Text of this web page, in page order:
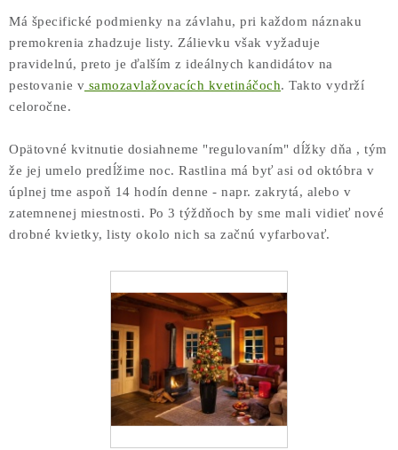
Má špecifické podmienky na závlahu, pri každom náznaku
premokrenia zhadzuje listy. Zálievku však vyžaduje
pravidelnú, preto je ďalším z ideálnych kandidátov na
pestovanie v samozavlažovacích kvetináčoch. Takto vydrží
celoročne.
Opätovné kvitnutie dosiahneme "regulovaním" dĺžky dňa , tým
že jej umelo predĺžime noc. Rastlina má byť asi od októbra v
úplnej tme aspoň 14 hodín denne - napr. zakrytá, alebo v
zatemnenej miestnosti. Po 3 týždňoch by sme mali vidieť nové
drobné kvietky, listy okolo nich sa začnú vyfarbovať.